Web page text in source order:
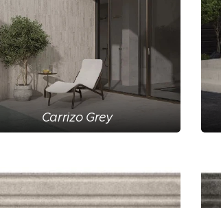
Carrizo Grey